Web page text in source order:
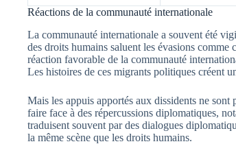
Réactions de la communauté internationale
La communauté internationale a souvent été
des droits humains saluent les évasions
réaction favorable de la communauté
Les histoires de ces migrants politiques créent
Mais les appuis apportés aux dissidents ne sont
faire face à des répercussions diplomatiques,
traduisent souvent par des dialogues
la même scène que les droits humains.